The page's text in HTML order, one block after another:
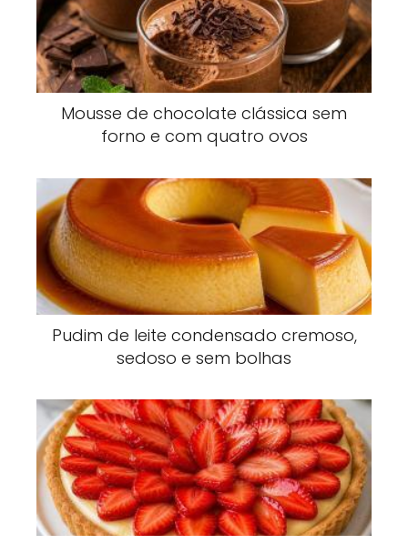
Mousse de chocolate clássica sem
forno e com quatro ovos
Pudim de leite condensado cremoso,
sedoso e sem bolhas